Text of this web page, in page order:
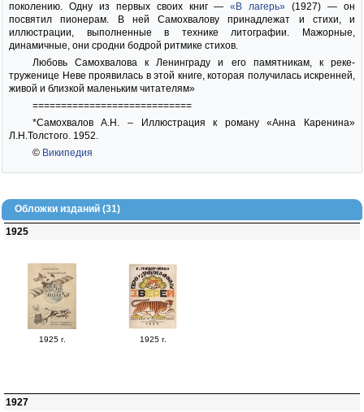
поколению. Одну из первых своих книг —«В лагерь» (1927) — он
посвятил пионерам. В ней Самохвалову принадлежат и стихи, и
иллюстрации, выполненные в технике литографии. Мажорные,
динамичные, они сродни бодрой ритмике стихов.
Любовь Самохвалова к Ленинграду и его памятникам, к реке-
труженице Неве проявилась в этой книге, которая получилась искренней,
живой и близкой маленьким читателям»
============================
*Самохвалов А.Н. – Иллюстрация к роману «Анна Каренина»
Л.Н.Толстого. 1952.
© Википедия
Обложки изданий (31)
1925
1925 г. 1925 г.
1927